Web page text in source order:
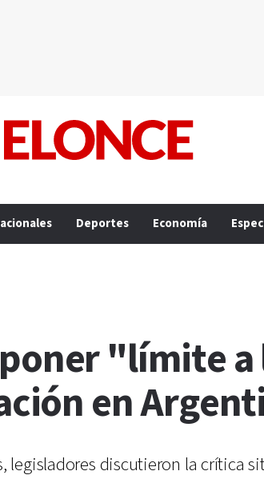
Deportes Economía
"límite
en
legisladores discutieron la crítica